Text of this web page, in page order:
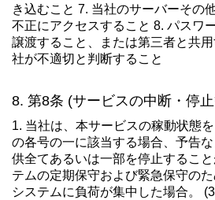
き込むこと 7. 当社のサーバーその
不正にアクセスすること 8. パスワ
譲渡すること、または第三者と共
社が不適切と判断すること
第8条 (サービスの中断・停
1. 当社は、本サービスの稼動状態
の各号の一に該当する場合、予告
供全てあるいは一部を停止するこ
テムの定期保守および緊急保守の
システムに負荷が集中した場合。